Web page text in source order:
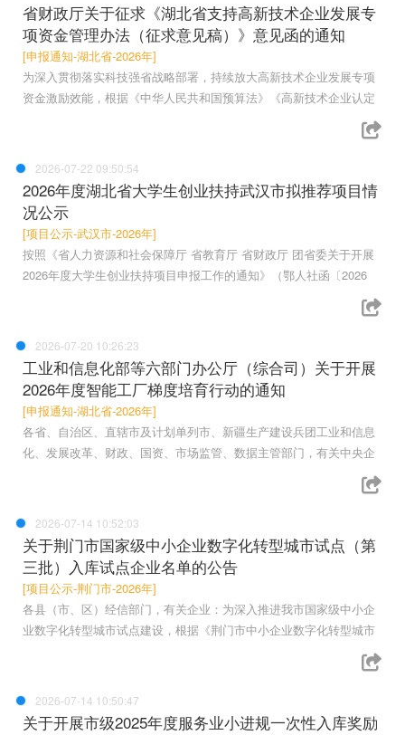
省财政厅关于征求《湖北省支持高新技术企业发展专
项资金管理办法（征求意见稿）》意见函的通知
[申报通知-湖北省-2026年]
为深入贯彻落实科技强省战略部署，持续放大高新技术企业发展专项
资金激励效能，根据《中华人民共和国预算法》《高新技术企业认定
2026-07-22 09:50:54
2026年度湖北省大学生创业扶持武汉市拟推荐项目情
况公示
[项目公示-武汉市-2026年]
按照《省人力资源和社会保障厅 省教育厅 省财政厅 团省委关于开展
2026年度大学生创业扶持项目申报工作的通知》（鄂人社函〔2026
2026-07-20 10:26:23
工业和信息化部等六部门办公厅（综合司）关于开展
2026年度智能工厂梯度培育行动的通知
[申报通知-湖北省-2026年]
各省、自治区、直辖市及计划单列市、新疆生产建设兵团工业和信息
化、发展改革、财政、国资、市场监管、数据主管部门，有关中央企
2026-07-14 10:52:03
关于荆门市国家级中小企业数字化转型城市试点（第
三批）入库试点企业名单的公告
[项目公示-荆门市-2026年]
各县（市、区）经信部门，有关企业：为深入推进我市国家级中小企
业数字化转型城市试点建设，根据《荆门市中小企业数字化转型城市
2026-07-14 10:50:47
关于开展市级2025年度服务业小进规一次性入库奖励